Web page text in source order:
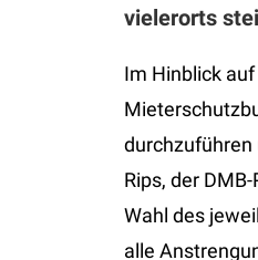
vielerorts
Im Hinblick
durchzuführen
Rips, der
Wahl des
alle